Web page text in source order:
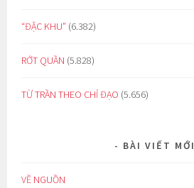
“ĐẶC KHU” (6.382)
RỚT QUẦN (5.828)
TỪ TRẦN THEO CHỈ ĐẠO (5.656)
BÀI VIẾT MỚI
VỀ NGUỒN